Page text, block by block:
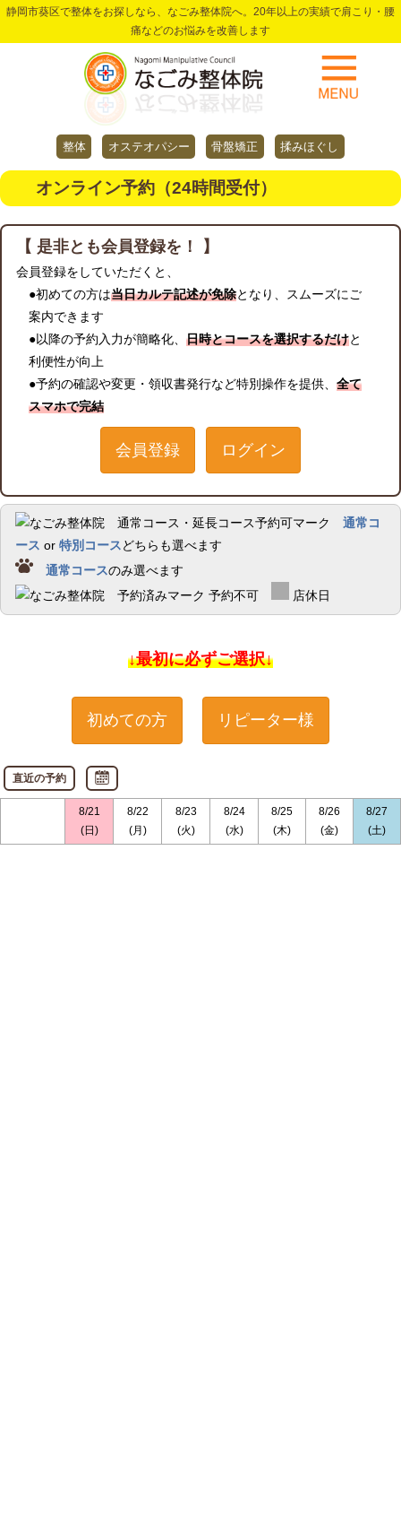
静岡市葵区で整体をお探しなら、なごみ整体院へ。20年以上の実績で肩こり・腰
痛などのお悩みを改善します
整体 オステオパシー 骨盤矯正 揉みほぐし
オンライン予約（24時間受付）
【 是非とも会員登録を！ 】
会員登録をしていただくと、
●初めての方は当日カルテ記述が免除となり、スムーズにご
案内できます
●以降の予約入力が簡略化、 日時とコースを選択するだけと
利便性が向上
●予約の確認や変更・領収書発行など特別操作を提供、 全て
スマホで完結
会員登録 ログイン
通常コ
ース or 特別コースどちらも選べます
通常コースのみ選べます
予約不可
店休日
↓最初に必ずご選択↓
初めての方 リピーター様
直近の予約
8/21
(日)
8/22
(月)
8/23
(火)
8/24
(水)
8/25
(木)
8/26
(金)
8/27
(土)